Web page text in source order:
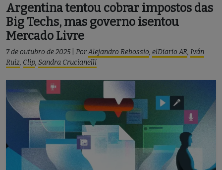
Argentina tentou cobrar impostos das
Big Techs, mas governo isentou
Mercado Livre
7 de outubro de 2025 PorAlejandro Rebossio, elDiario AR, Iván
Ruiz, Clip, Sandra Crucianelli